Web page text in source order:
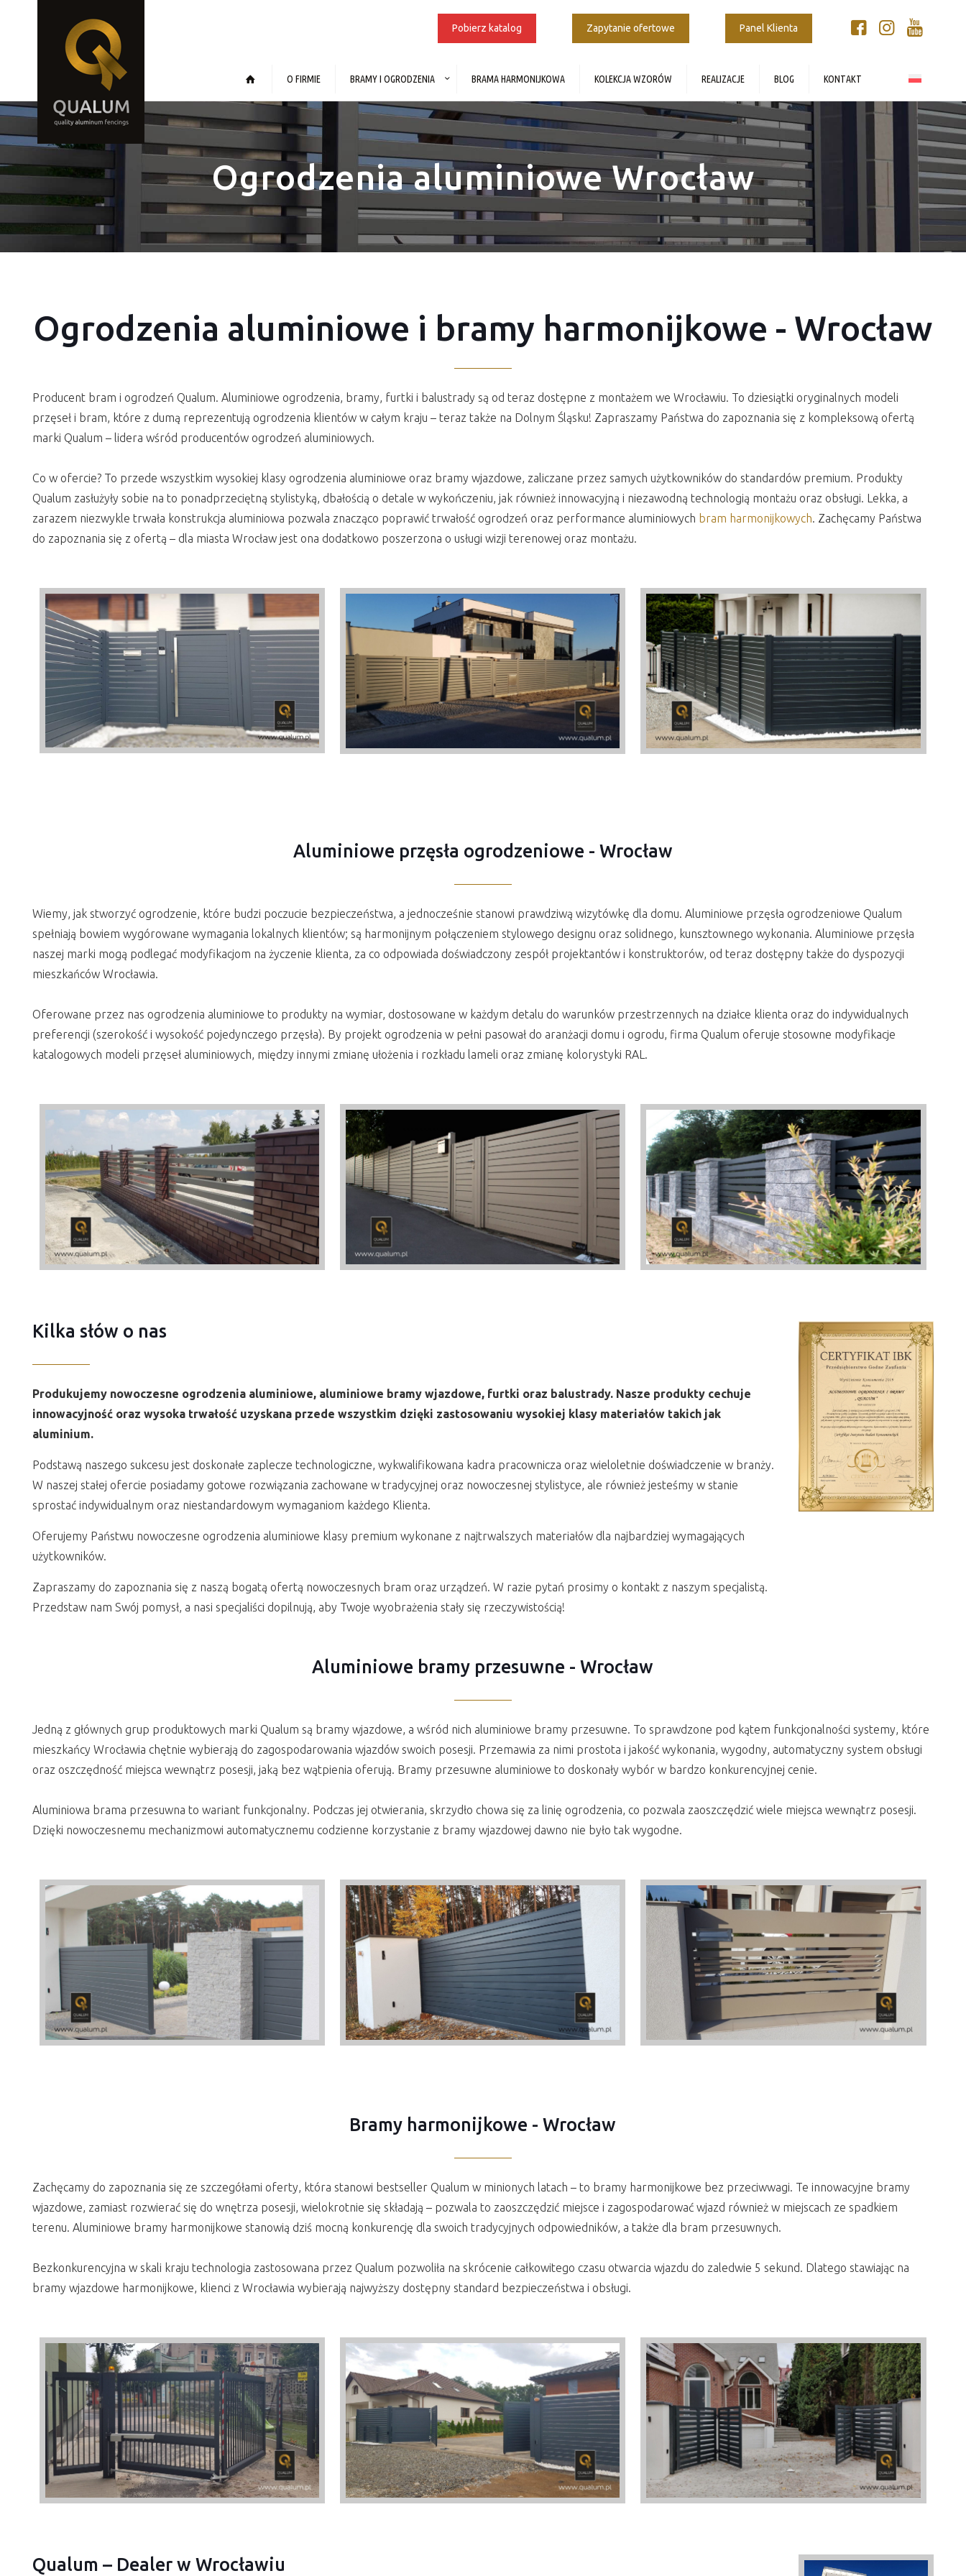
Pobierz katalog Zapytanie ofertowe Panel Klienta
O FIRMIE BRAMY I OGRODZENIA BRAMA HARMONIJKOWA KOLEKCJA WZORÓW REALIZACJE BLOG KONTAKT
Ogrodzenia aluminiowe Wrocław
Ogrodzenia aluminiowe i bramy harmonijkowe - Wrocław
Producent bram i ogrodzeń Qualum. Aluminiowe ogrodzenia, bramy, furtki i balustrady są od teraz dostępne z montażem we Wrocławiu. To dziesiątki oryginalnych modeli
przęseł i bram, które z dumą reprezentują ogrodzenia klientów w całym kraju – teraz także na Dolnym Śląsku! Zapraszamy Państwa do zapoznania się z kompleksową ofertą
marki Qualum – lidera wśród producentów ogrodzeń aluminiowych.
Co w ofercie? To przede wszystkim wysokiej klasy ogrodzenia aluminiowe oraz bramy wjazdowe, zaliczane przez samych użytkowników do standardów premium. Produkty
Qualum zasłużyły sobie na to ponadprzeciętną stylistyką, dbałością o detale w wykończeniu, jak również innowacyjną i niezawodną technologią montażu oraz obsługi. Lekka, a
zarazem niezwykle trwała konstrukcja aluminiowa pozwala znacząco poprawić trwałość ogrodzeń oraz performance aluminiowych bram harmonijkowych. Zachęcamy Państwa
do zapoznania się z ofertą – dla miasta Wrocław jest ona dodatkowo poszerzona o usługi wizji terenowej oraz montażu.
Aluminiowe przęsła ogrodzeniowe - Wrocław
Wiemy, jak stworzyć ogrodzenie, które budzi poczucie bezpieczeństwa, a jednocześnie stanowi prawdziwą wizytówkę dla domu. Aluminiowe przęsła ogrodzeniowe Qualum
spełniają bowiem wygórowane wymagania lokalnych klientów; są harmonijnym połączeniem stylowego designu oraz solidnego, kunsztownego wykonania. Aluminiowe przęsła
naszej marki mogą podlegać modyfikacjom na życzenie klienta, za co odpowiada doświadczony zespół projektantów i konstruktorów, od teraz dostępny także do dyspozycji
mieszkańców Wrocławia.
Oferowane przez nas ogrodzenia aluminiowe to produkty na wymiar, dostosowane w każdym detalu do warunków przestrzennych na działce klienta oraz do indywidualnych
preferencji (szerokość i wysokość pojedynczego przęsła). By projekt ogrodzenia w pełni pasował do aranżacji domu i ogrodu, firma Qualum oferuje stosowne modyfikacje
katalogowych modeli przęseł aluminiowych, między innymi zmianę ułożenia i rozkładu lameli oraz zmianę kolorystyki RAL.
Kilka słów o nas
Produkujemy nowoczesne ogrodzenia aluminiowe, aluminiowe bramy wjazdowe, furtki oraz balustrady. Nasze produkty cechuje
innowacyjność oraz wysoka trwałość uzyskana przede wszystkim dzięki zastosowaniu wysokiej klasy materiałów takich jak
aluminium.
Podstawą naszego sukcesu jest doskonałe zaplecze technologiczne, wykwalifikowana kadra pracownicza oraz wieloletnie doświadczenie w branży.
W naszej stałej ofercie posiadamy gotowe rozwiązania zachowane w tradycyjnej oraz nowoczesnej stylistyce, ale również jesteśmy w stanie
sprostać indywidualnym oraz niestandardowym wymaganiom każdego Klienta.
Oferujemy Państwu nowoczesne ogrodzenia aluminiowe klasy premium wykonane z najtrwalszych materiałów dla najbardziej wymagających
użytkowników.
Zapraszamy do zapoznania się z naszą bogatą ofertą nowoczesnych bram oraz urządzeń. W razie pytań prosimy o kontakt z naszym specjalistą.
Przedstaw nam Swój pomysł, a nasi specjaliści dopilnują, aby Twoje wyobrażenia stały się rzeczywistością!
Aluminiowe bramy przesuwne - Wrocław
Jedną z głównych grup produktowych marki Qualum są bramy wjazdowe, a wśród nich aluminiowe bramy przesuwne. To sprawdzone pod kątem funkcjonalności systemy, które
mieszkańcy Wrocławia chętnie wybierają do zagospodarowania wjazdów swoich posesji. Przemawia za nimi prostota i jakość wykonania, wygodny, automatyczny system obsługi
oraz oszczędność miejsca wewnątrz posesji, jaką bez wątpienia oferują. Bramy przesuwne aluminiowe to doskonały wybór w bardzo konkurencyjnej cenie.
Aluminiowa brama przesuwna to wariant funkcjonalny. Podczas jej otwierania, skrzydło chowa się za linię ogrodzenia, co pozwala zaoszczędzić wiele miejsca wewnątrz posesji.
Dzięki nowoczesnemu mechanizmowi automatycznemu codzienne korzystanie z bramy wjazdowej dawno nie było tak wygodne.
Bramy harmonijkowe - Wrocław
Zachęcamy do zapoznania się ze szczegółami oferty, która stanowi bestseller Qualum w minionych latach – to bramy harmonijkowe bez przeciwwagi. Te innowacyjne bramy
wjazdowe, zamiast rozwierać się do wnętrza posesji, wielokrotnie się składają – pozwala to zaoszczędzić miejsce i zagospodarować wjazd również w miejscach ze spadkiem
terenu. Aluminiowe bramy harmonijkowe stanowią dziś mocną konkurencję dla swoich tradycyjnych odpowiedników, a także dla bram przesuwnych.
Bezkonkurencyjna w skali kraju technologia zastosowana przez Qualum pozwoliła na skrócenie całkowitego czasu otwarcia wjazdu do zaledwie 5 sekund. Dlatego stawiając na
bramy wjazdowe harmonijkowe, klienci z Wrocławia wybierają najwyższy dostępny standard bezpieczeństwa i obsługi.
Qualum – Dealer w Wrocławiu